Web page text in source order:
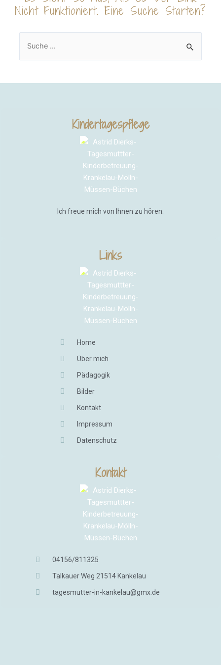
Nicht Funktioniert. Eine Suche Starten?
Kindertagespflege
Ich freue mich von Ihnen zu hören.
Links
Home
Über mich
Pädagogik
Bilder
Kontakt
Impressum
Datenschutz
Kontakt
04156/811325
Talkauer Weg 21514 Kankelau
tagesmutter-in-kankelau@gmx.de